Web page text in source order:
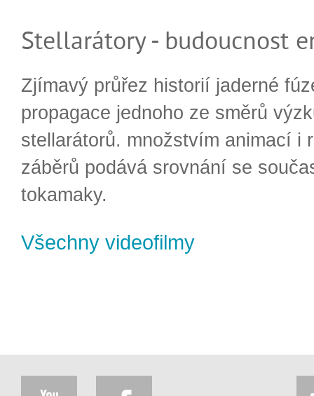
Stellarátory - budoucnost
Zjímavý průřez historií jaderné
propagace jednoho ze směrů
stellarátorů. množstvím animací i
záběrů podává srovnání se
tokamaky.
Všechny videofilmy